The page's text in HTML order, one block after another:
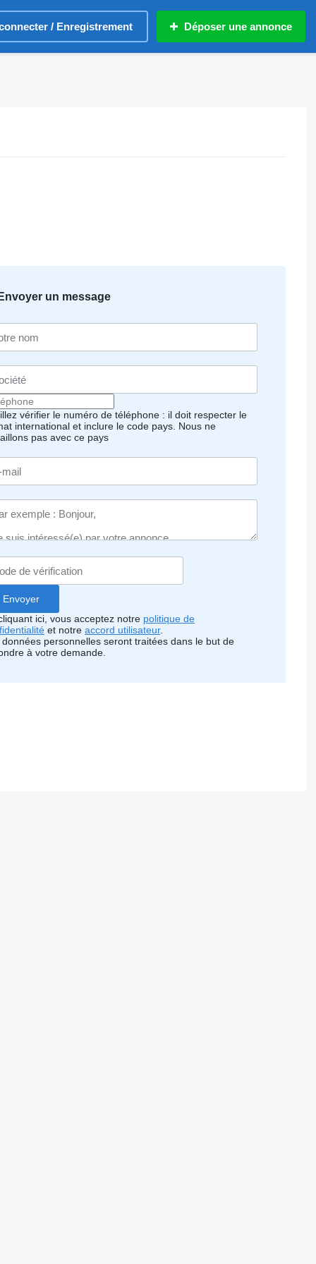
/ Enregistrement Déposer une annonce
Envoyer un message
vérifier le numéro de téléphone : il doit respecter le
international et inclure le code pays. Nous ne
pas avec ce pays
ici, vous acceptez notre politique de
et notre accord utilisateur.
données personnelles seront traitées dans le but de
à votre demande.